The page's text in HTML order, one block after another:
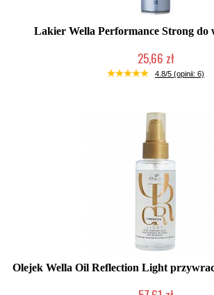
Lakier Wella Performance Strong do
25,66 zł
Duża ilość (wysyłka w 24h)
4.8/5 (opinii: 6)
Olejek Wella Oil Reflection Light